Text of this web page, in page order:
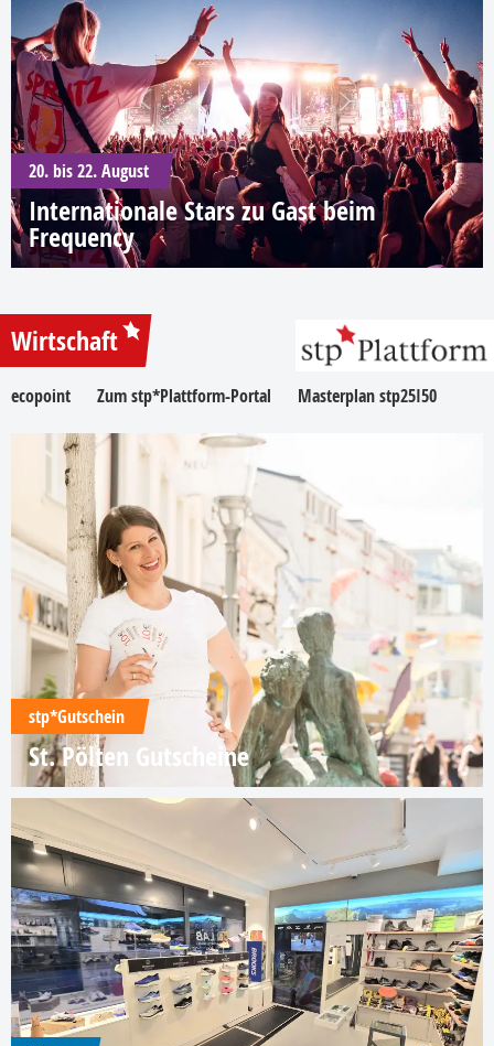
20. bis 22. August
Internationale Stars zu Gast beim
Frequency
Wirtschaft
ecopoint Zum stp*Plattform-Portal Masterplan stp25I50
stp*Gutschein
St. Pölten Gutscheine